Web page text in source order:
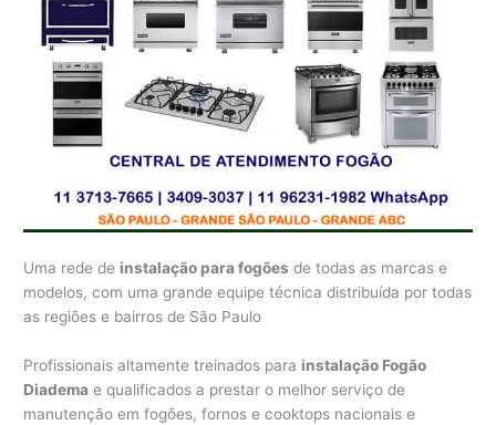
Uma rede de instalação para fogões de todas as marcas e
modelos, com uma grande equipe técnica distribuída por todas
as regiões e bairros de São Paulo
Profissionais altamente treinados para instalação Fogão
Diadema e qualificados a prestar o melhor serviço de
manutenção em fogões, fornos e cooktops nacionais e